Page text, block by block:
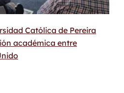
Católica de Pereira
académica entre